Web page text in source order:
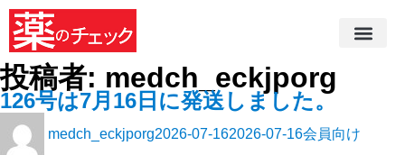
投稿者: medch_eckjporg
126号は7月16日に発送しました。
medch_eckjporg2026-07-162026-07-16会員向け